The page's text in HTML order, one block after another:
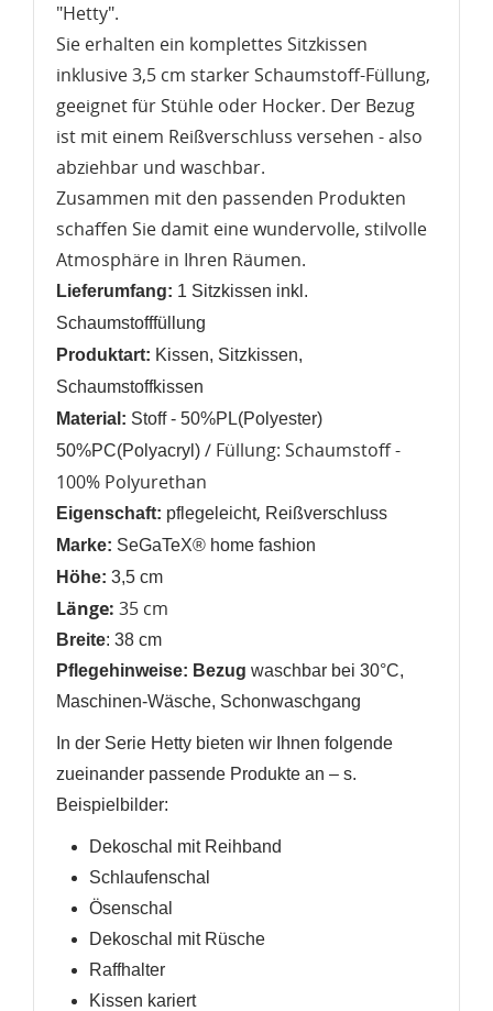
"Hetty".
Sie erhalten ein komplettes Sitzkissen
inklusive 3,5 cm starker Schaumstoff-Füllung,
geeignet für Stühle oder Hocker. Der Bezug
ist mit einem Reißverschluss versehen - also
abziehbar und waschbar.
Zusammen mit den passenden Produkten
schaffen Sie damit eine wundervolle, stilvolle
Atmosphäre in Ihren Räumen.
Lieferumfang: 1 Sitzkissen inkl.
Schaumstofffüllung
Produktart: Kissen, Sitzkissen,
Schaumstoffkissen
Material: Stoff - 50%PL(Polyester)
50%PC(Polyacryl) / Füllung: Schaumstoff -
100% Polyurethan
Eigenschaft: pflegeleicht, Reißverschluss
Marke: SeGaTeX® home fashion
Höhe: 3,5 cm
Länge: 35 cm
Breite: 38 cm
Pflegehinweise: Bezug waschbar bei 30°C,
Maschinen-Wäsche, Schonwaschgang
In der Serie Hetty bieten wir Ihnen folgende
zueinander passende Produkte an – s.
Beispielbilder:
Dekoschal mit Reihband
Schlaufenschal
Ösenschal
Dekoschal mit Rüsche
Raffhalter
Kissen kariert
AUF MEINE WUNSCHLISTE
add_circle_outline Neue Liste anlegen
WUNSCHLISTE ERSTELLEN
Name der Wunschliste
Wunschliste
ANMELDEN
Wunschliste hinzufügen zu können.
Anmelden